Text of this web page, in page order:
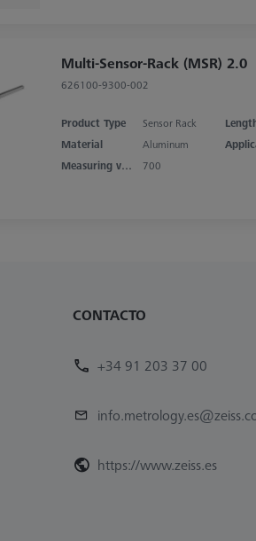
Multi-Sensor-Rack (MSR) 2.0
626100-9300-002
Product Type Sensor Rack
Material
Aluminum
Measuring volume X axis
700
CONTACTO
+34 91 203 37 00
https://www.zeiss.es